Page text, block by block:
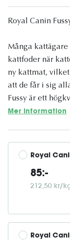
Royal Canin
Många
kattfoder när
ny kattmat,
att de får i sig
Fussy är ett
Mer information
Royal
85:-
212,50 kr/
Royal